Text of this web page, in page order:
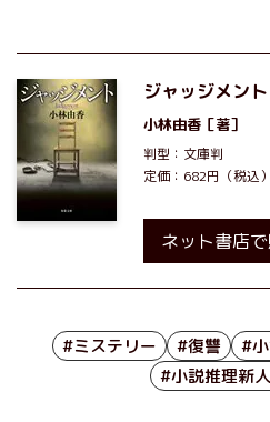
ジャッジメント
小林由香 ［著］
判型：文庫判
定価：682円（税込）
ネット書店
#ミステリー #復讐
#
#小説推理新